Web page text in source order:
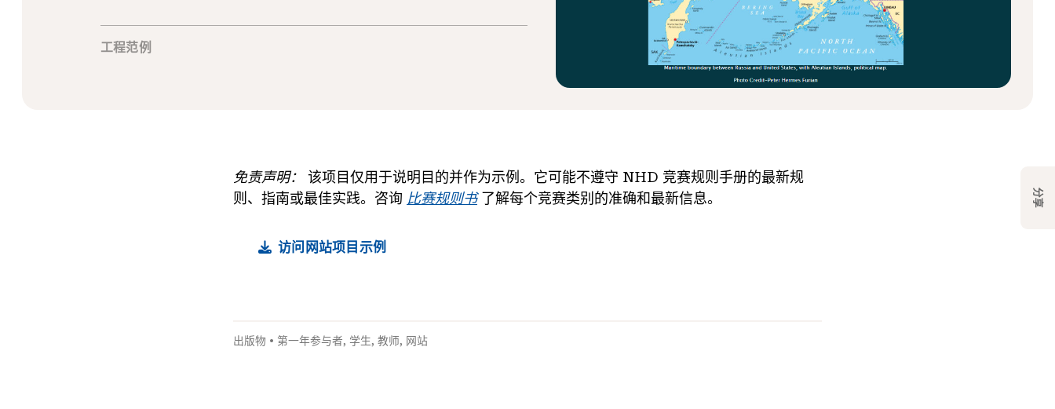
工程范例
免责声明：
该项目仅用于说明目的并作为示例。它可能不遵守 NHD 竞赛规则手册的最新规
则、指南或最佳实践。咨询 比赛规则书了解每个竞赛类别的准确和最新信息。
访问网站项目示例
出版物 • 第一年参与者, 学生, 教师, 网站
分享